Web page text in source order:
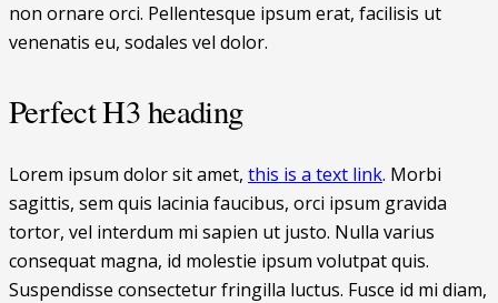
non ornare orci. Pellentesque ipsum erat, facilisis ut
venenatis eu, sodales vel dolor.
Perfect H3 heading
Lorem ipsum dolor sit amet, this is a text link. Morbi
sagittis, sem quis lacinia faucibus, orci ipsum gravida
tortor, vel interdum mi sapien ut justo. Nulla varius
consequat magna, id molestie ipsum volutpat quis.
Suspendisse consectetur fringilla luctus. Fusce id mi diam,